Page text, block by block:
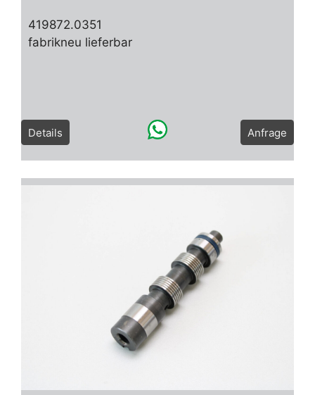
419872.0351
fabrikneu lieferbar
Details Anfrage